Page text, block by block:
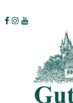
to
content